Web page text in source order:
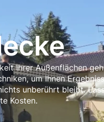
Ihrer Außenflächen
um Ihnen
unberührt bleibt.
Kosten.